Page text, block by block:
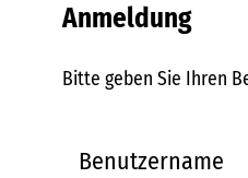
Anmeldung
Bitte geben Sie Ihren